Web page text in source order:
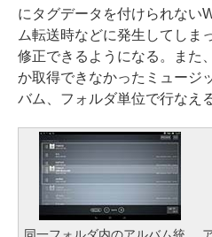
にタグデータを付けられない
ム転送時などに発生してしま
修正できるようになる。また
か取得できなかったミュージ
バム、フォルダ単位で行なえ